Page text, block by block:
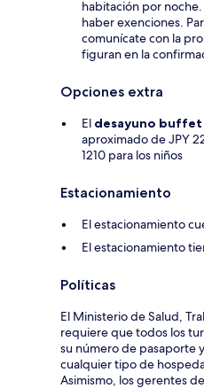
habitación por
haber exenciones.
comunícate con la
figuran en la
Opciones extra
El desayuno buffet
aproximado de JPY
1210 para los niños
Estacionamiento
El estacionamiento
El estacionamiento
Políticas
El Ministerio de Salud,
requiere que todos los
su número de pasaporte
cualquier tipo de
Asimismo, los gerentes